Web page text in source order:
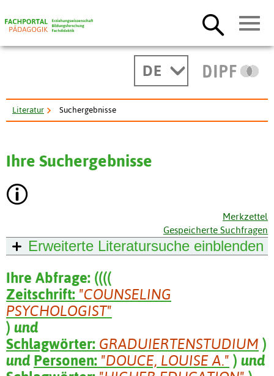
DE
Literatur Suchergebnisse
Ihre Suchergebnisse
Merkzettel
Gespeicherte Suchfragen
Erweiterte Literatursuche einblenden
Ihre Abfrage: ((((
Zeitschrift: "COUNSELING
PSYCHOLOGIST"
) und
Schlagwörter: GRADUIERTENSTUDIUM )
und Personen: "DOUCE, LOUISE A." ) und